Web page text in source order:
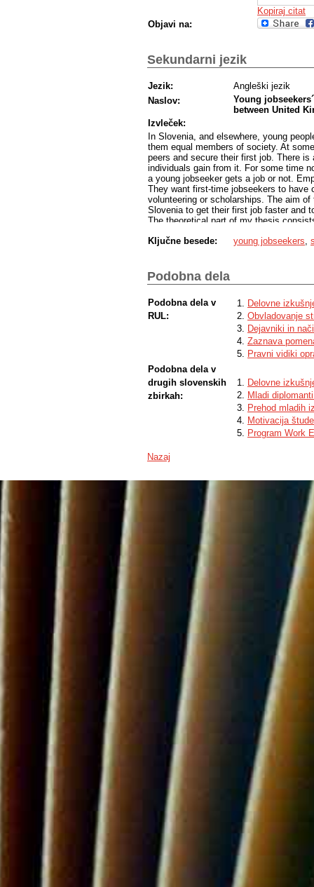
Kopiraj citat
Objavi na:
Sekundarni jezik
Jezik:
Angleški jezik
Naslov:
Young
between United
Izvleček:
In Slovenia, and elsewhere, young
them equal members of society. At
peers and secure their first job. There
individuals gain from it. For some time
a young jobseeker gets a job or not.
They want first-time jobseekers to have
volunteering or scholarships. The aim
Slovenia to get their first job faster and
The theoretical part of my thesis
experience for young people in their
young employees in the UK.
the results are less accurate, as I
Ključne besede: young jobseekers
Podobna dela
Podobna dela v
RUL:
Delovne
Obvladovanje
Dejavniki in
Zaznava
Pravni vidiki
Podobna dela v
drugih slovenskih
zbirkah:
Delovne
Mladi
Prehod mladih
Motivacija
Program Work
Nazaj